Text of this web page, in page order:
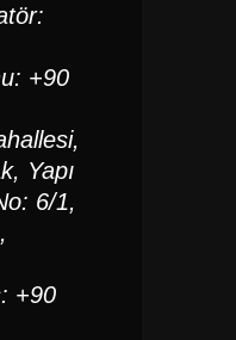
+90
Yapı
6/1,
+90